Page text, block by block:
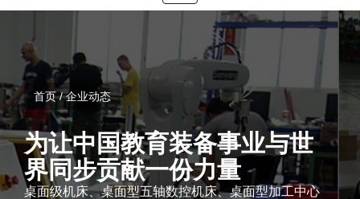
navigation
首页 / 企业动态
为让中国教育装备事业与世
界同步贡献一份力量
桌面级机床、桌面型五轴数控机床、桌面型加工中心